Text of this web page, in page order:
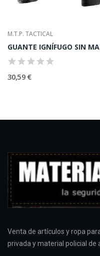
M.T.P. TACTICAL
30,59 €
Venta de artículos y ropa
privada y material policial de